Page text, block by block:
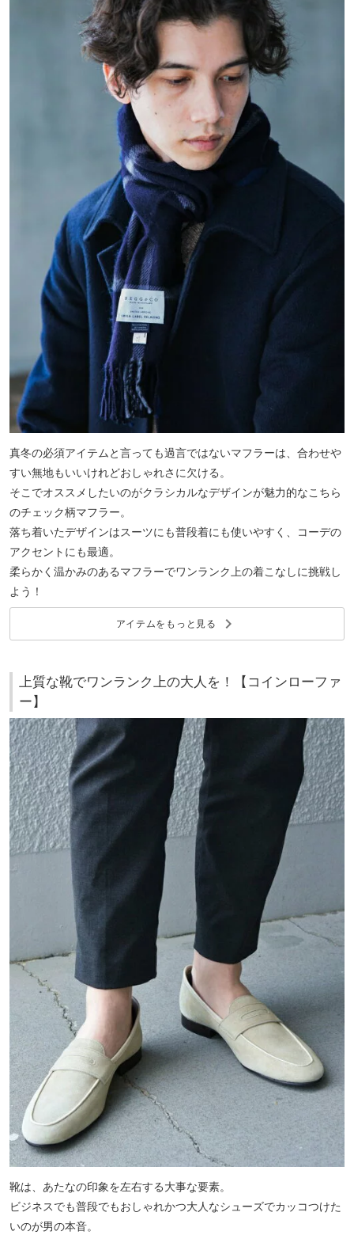
真冬の必須アイテムと言っても過言ではないマフラーは、合わせや
すい無地もいいけれどおしゃれさに欠ける。
そこでオススメしたいのがクラシカルなデザインが魅力的なこちら
のチェック柄マフラー。
落ち着いたデザインはスーツにも普段着にも使いやすく、コーデの
アクセントにも最適。
柔らかく温かみのあるマフラーでワンランク上の着こなしに挑戦し
よう！
アイテムをもっと見る keyboard_arrow_right
上質な靴でワンランク上の大人を！【コインローファ
ー】
靴は、あたなの印象を左右する大事な要素。
ビジネスでも普段でもおしゃれかつ大人なシューズでカッコつけた
いのが男の本音。